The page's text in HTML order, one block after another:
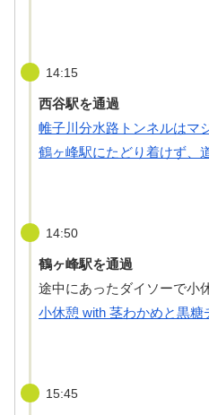
14:15
西谷駅を通過
帷子川分水路トンネルはマ
鶴ヶ峰駅にたどり着けず、
14:50
鶴ヶ峰駅を通過
途中にあったダイソーで小
小休憩 with 茎わかめと黒糖
15:45